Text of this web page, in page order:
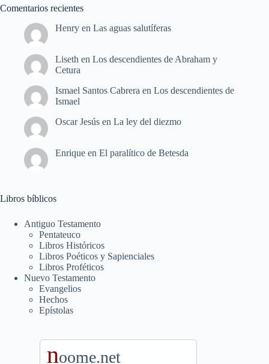
Comentarios recientes
Henry en Las aguas salutíferas
Liseth en Los descendientes de Abraham y
Cetura
Ismael Santos Cabrera en Los descendientes de
Ismael
Oscar Jesús en La ley del diezmo
Enrique en El paralítico de Betesda
Libros bíblicos
Antiguo Testamento
Pentateuco
Libros Históricos
Libros Poéticos y Sapienciales
Libros Proféticos
Nuevo Testamento
Evangelios
Hechos
Epístolas
noome.net